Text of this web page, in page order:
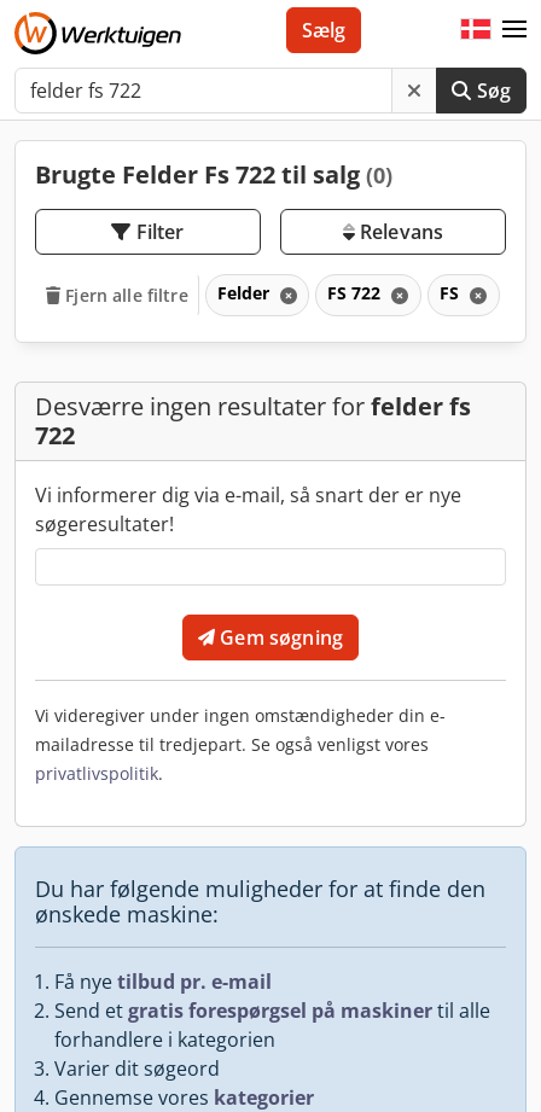
Søg
Sælg
Brugte Felder Fs 722 til salg (0)
Filter Relevans
Fjern alle filtre Felder FS 722 FS
Desværre ingen resultater forfelder fs
722
Vi informerer dig via e-mail, så snart der er nye
søgeresultater!
Gem søgning
Vi videregiver under ingen omstændigheder din e-
mailadresse til tredjepart. Se også venligst vores
privatlivspolitik.
Du har følgende muligheder for at finde den
ønskede maskine:
Få nyetilbud pr. e-mail
Send etgratis forespørgsel på maskinertil alle
forhandlere i kategorien
Varier dit søgeord
Gennemse vores kategorier